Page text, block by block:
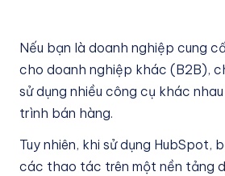
Nếu bạn là doanh nghiệp cung
cho doanh nghiệp khác (B2B),
sử dụng nhiều công cụ khác
trình bán hàng.
Tuy nhiên, khi sử dụng HubSpot,
các thao tác trên một nền tảng